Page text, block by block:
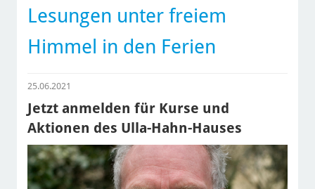
Lesungen unter freiem
Himmel in den Ferien
25.06.2021
Jetzt anmelden für Kurse und
Aktionen des Ulla-Hahn-Hauses